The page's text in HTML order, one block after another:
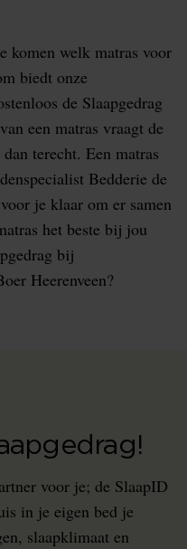
komen welk matras voor
biedt onze
de Slaapgedrag
een matras vraagt de
terecht. Een matras
Bedderie de
je klaar om er samen
het beste bij jou
bij
Heerenveen?
voor je; de SlaapID
in je eigen bed je
slaapklimaat en